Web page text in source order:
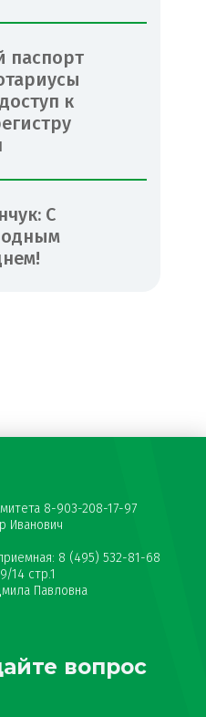
паспорт
к
С
8-903-208-17-97
Иванович
8 (495) 532-81-68
14 стр.1
Павловна
вопрос